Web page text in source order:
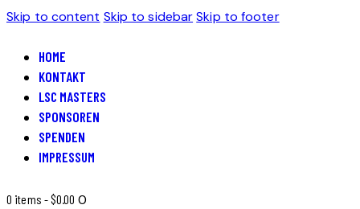
Skip to content Skip to sidebar Skip to footer
HOME
KONTAKT
LSC MASTERS
SPONSOREN
SPENDEN
IMPRESSUM
0 items -$0.00 0